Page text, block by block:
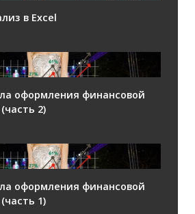
в Excel
оформления финансовой
2)
оформления финансовой
1)